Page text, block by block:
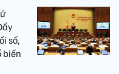
số,
biến